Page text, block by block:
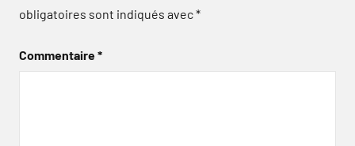
obligatoires sont indiqués avec*
Commentaire*